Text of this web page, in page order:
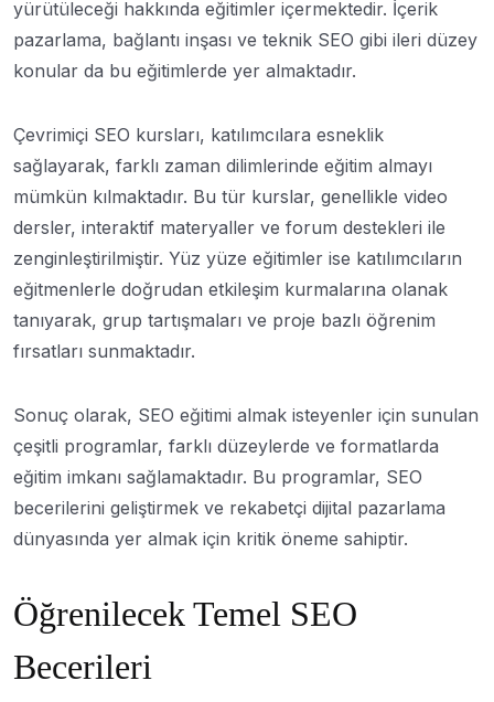
yürütüleceği hakkında eğitimler içermektedir. İçerik
pazarlama, bağlantı inşası ve teknik SEO gibi ileri düzey
konular da bu eğitimlerde yer almaktadır.
Çevrimiçi SEO kursları, katılımcılara esneklik
sağlayarak, farklı zaman dilimlerinde eğitim almayı
mümkün kılmaktadır. Bu tür kurslar, genellikle video
dersler, interaktif materyaller ve forum destekleri ile
zenginleştirilmiştir. Yüz yüze eğitimler ise katılımcıların
eğitmenlerle doğrudan etkileşim kurmalarına olanak
tanıyarak, grup tartışmaları ve proje bazlı öğrenim
fırsatları sunmaktadır.
Sonuç olarak, SEO eğitimi almak isteyenler için sunulan
çeşitli programlar, farklı düzeylerde ve formatlarda
eğitim imkanı sağlamaktadır. Bu programlar, SEO
becerilerini geliştirmek ve rekabetçi dijital pazarlama
dünyasında yer almak için kritik öneme sahiptir.
Öğrenilecek Temel SEO
Becerileri